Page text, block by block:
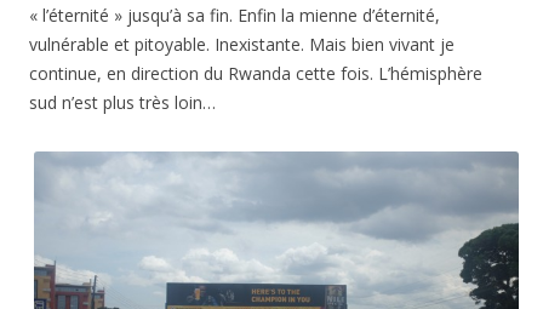
« l’éternité » jusqu’à sa fin. Enfin la mienne d’éternité,
vulnérable et pitoyable. Inexistante. Mais bien vivant je
continue, en direction du Rwanda cette fois. L’hémisphère
sud n’est plus très loin…